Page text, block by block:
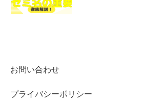
お問い合わせ
プライバシーポリシー